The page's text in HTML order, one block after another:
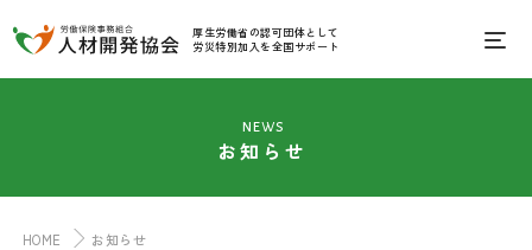
厚生労働省の認可団体として
労災特別加入を全国サポート
news
お知らせ
HOME お知らせ